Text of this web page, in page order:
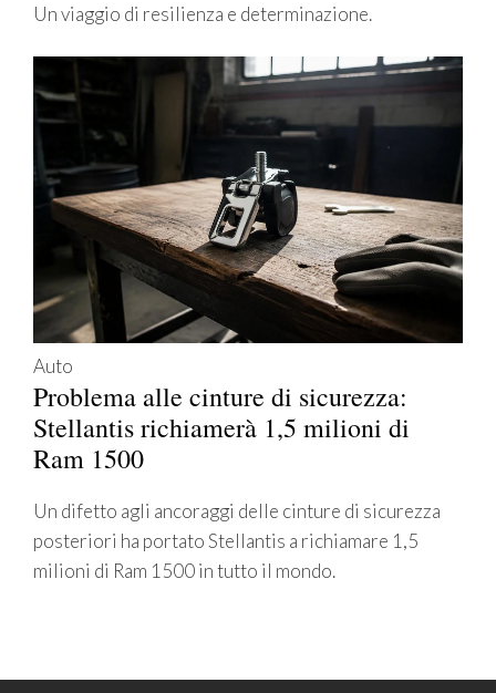
Un viaggio di resilienza e determinazione.
Auto
Problema alle cinture di sicurezza:
Stellantis richiamerà 1,5 milioni di
Ram 1500
Un difetto agli ancoraggi delle cinture di sicurezza
posteriori ha portato Stellantis a richiamare 1,5
milioni di Ram 1500 in tutto il mondo.